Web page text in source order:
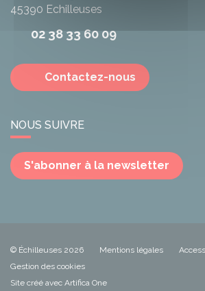
45390 Echilleuses
02 38 33 60 09
Contactez-nous
NOUS SUIVRE
S'abonner à la newsletter
© Échilleuses 2026 Mentions légales
Gestion des cookies
Site créé avec Artifica One